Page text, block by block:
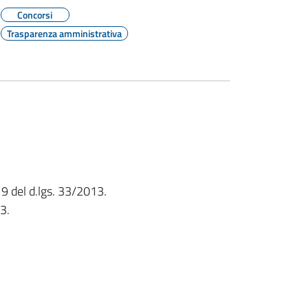
Concorsi
Trasparenza amministrativa
del d.lgs. 33/2013.